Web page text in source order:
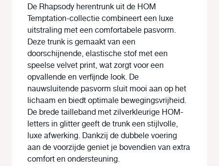
De Rhapsody herentrunk uit de HOM
Temptation-collectie combineert een luxe
uitstraling met een comfortabele pasvorm.
Deze trunk is gemaakt van een
doorschijnende, elastische stof met een
speelse velvet print, wat zorgt voor een
opvallende en verfijnde look. De
nauwsluitende pasvorm sluit mooi aan op het
lichaam en biedt optimale bewegingsvrijheid.
De brede tailleband met zilverkleurige HOM-
letters in glitter geeft de trunk een stijlvolle,
luxe afwerking. Dankzij de dubbele voering
aan de voorzijde geniet je bovendien van extra
comfort en ondersteuning.